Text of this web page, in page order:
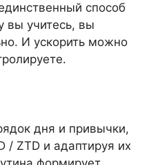
способ
вы учитесь, вы
И ускорить можно
дня и привычки,
/ ZTD и адаптируя их